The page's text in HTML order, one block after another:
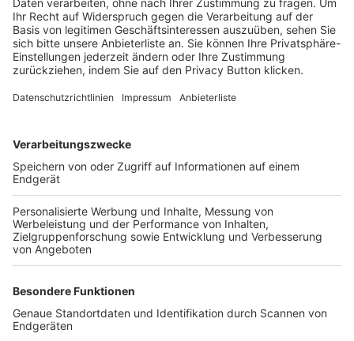
Trainerbörse
Login SpielPlus
FOLGE DEM BFV
TOP-VEREINE
TOP-PARTNER